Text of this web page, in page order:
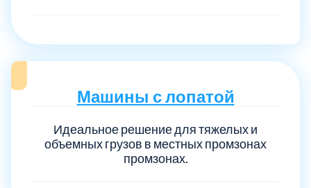
Машины с лопатой
Идеальное решение для тяжелых и
объемных грузов в местных промзонах
промзонах.